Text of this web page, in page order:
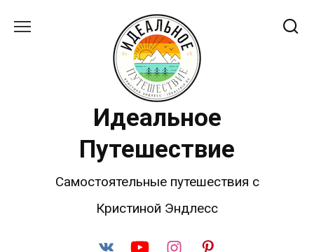
Идеальное
Путешествие
Самостоятельные путешествия с
Кристиной Эндлесс